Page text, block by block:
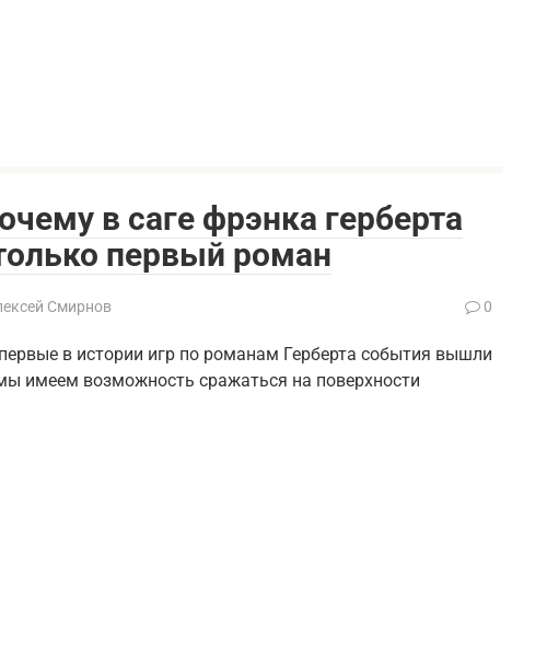
в саге фрэнка герберта
первый роман
Смирнов 0
в истории игр по романам Герберта события вышли
имеем возможность сражаться на поверхности